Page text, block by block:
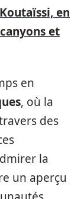
en
et
en
, où la
des
la
un aperçu